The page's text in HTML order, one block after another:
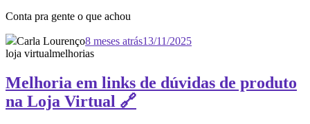
Conta pra gente o que achou
Carla Lourenço8 meses atrás13/11/2025
loja virtualmelhorias
Melhoria em links de dúvidas de produto
na Loja Virtual 🔗